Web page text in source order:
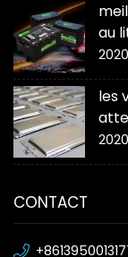
au
les
CONTACT